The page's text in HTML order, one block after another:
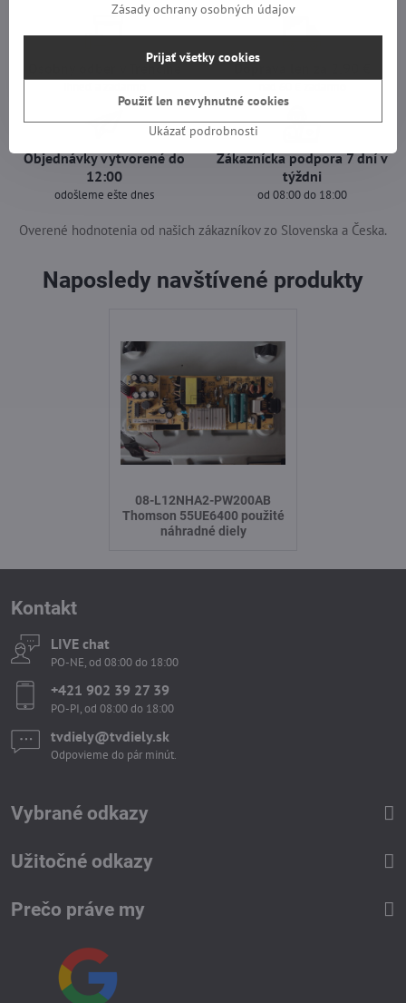
Osobný odber v Trenčíne
Objednávky vytvorené do
12:00
odošleme ešte dnes
Zákaznícka podpora 7 dní v
týždni
od 08:00 do 18:00
Overené hodnotenia od našich zákazníkov zo Slovenska a Česka.
Naposledy navštívené produkty
08-L12NHA2-PW200AB
Thomson 55UE6400 použité
náhradné diely
Kontakt
LIVE chat
PO-NE, od 08:00 do 18:00
+421 902 39 27 39
PO-PI, od 08:00 do 18:00
tvdiely​​@tvdiely​​.sk
Odpovieme do pár minút.
Vybrané odkazy
Užitočné odkazy
Prečo práve my
Zásady ochrany osobných údajov
Ukázať podrobnosti
Prijať všetky cookies
Použiť len nevyhnutné cookies